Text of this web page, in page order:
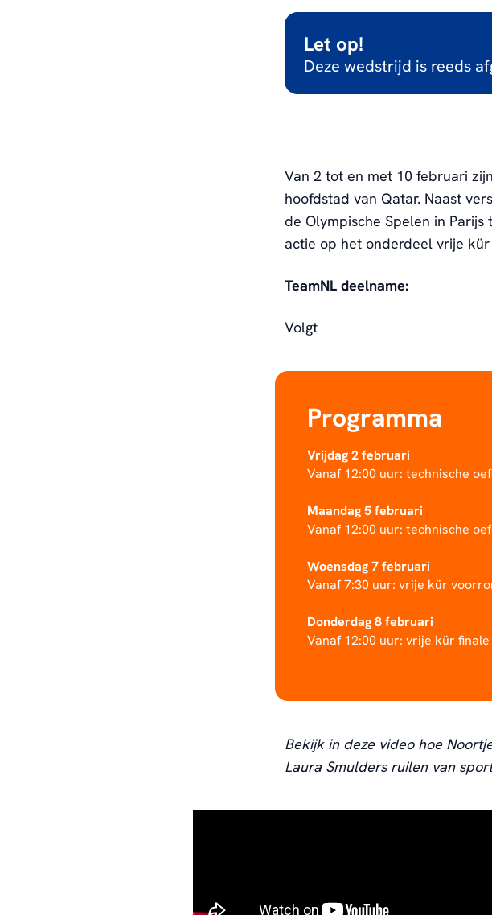
Let op!
Deze wedstrijd is reeds
Van 2 tot en met 10 februari
hoofdstad van Qatar. Naast
de Olympische Spelen in Parijs
actie op het onderdeel vrije
TeamNL deelname:
Volgt
Programma
Vrijdag 2 februari
Vanaf 12:00 uur: technische
Maandag 5 februari
Vanaf 12:00 uur: technische
Woensdag 7 februari
Vanaf 7:30 uur: vrije kür
Donderdag 8 februari
Vanaf 12:00 uur: vrije kür finale
Bekijk in deze video hoe
Laura Smulders ruilen van